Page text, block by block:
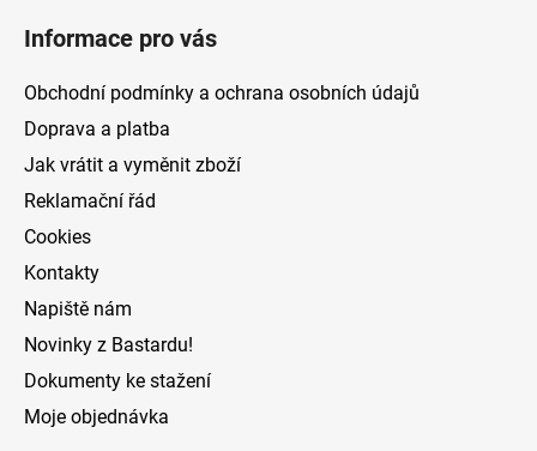
Informace pro vás
Obchodní podmínky a ochrana osobních údajů
Doprava a platba
Jak vrátit a vyměnit zboží
Reklamační řád
Cookies
Kontakty
Napiště nám
Novinky z Bastardu!
Dokumenty ke stažení
Moje objednávka